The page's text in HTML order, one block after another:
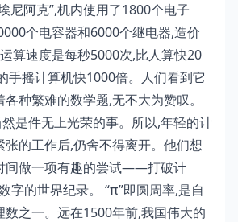
尼阿克”,机内使用了1800个电子
个电容器和6000个继电器,造价
算速度是每秒5000次,比人算快20
手摇计算机快1000倍。人们看到它
种繁难的数学题,无不大为赞叹。
然是件无上光荣的事。所以,年轻的计
的工作后,仍舍不得离开。他们想
间做一项有趣的尝试——打破计
字的世界纪录。 “π”即圆周率,是自
数之一。远在1500年前,我国伟大的